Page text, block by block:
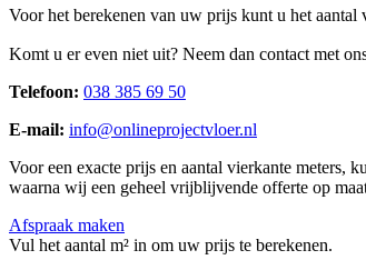
Voor het berekenen van uw prijs kunt u het aantal
Komt u er even niet uit? Neem dan contact met
Telefoon: 038 385 69 50
E-mail: info@onlineprojectvloer.nl
Voor een exacte prijs en aantal vierkante meters,
waarna wij een geheel vrijblijvende offerte op
Afspraak maken
Vul het aantal m² in om uw prijs te berekenen.